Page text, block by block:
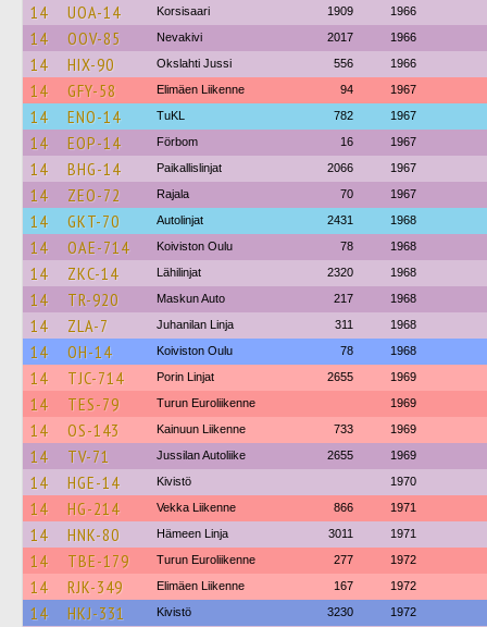
14 UOA-14 Korsisaari 1909 1966
14 OOV-85 Nevakivi 2017 1966
14 HIX-90 Okslahti Jussi 556 1966
14 GFY-58 Elimäen Liikenne 94 1967
14 ENO-14 TuKL 782 1967
14 EOP-14 Förbom 16 1967
14 BHG-14 Paikallislinjat 2066 1967
14 ZEO-72 Rajala 70 1967
14 GKT-70 Autolinjat 2431 1968
14 OAE-714 Koiviston Oulu 78 1968
14 ZKC-14 Lähilinjat 2320 1968
14 TR-920 Maskun Auto 217 1968
14 ZLA-7 Juhanilan Linja 311 1968
14 OH-14 Koiviston Oulu 78 1968
14 TJC-714 Porin Linjat 2655 1969
14 TES-79 Turun Euroliikenne 1969
14 OS-143 Kainuun Liikenne 733 1969
14 TV-71 Jussilan Autoliike 2655 1969
14 HGE-14 Kivistö 1970
14 HG-214 Vekka Liikenne 866 1971
14 HNK-80 Hämeen Linja 3011 1971
14 TBE-179 Turun Euroliikenne 277 1972
14 RJK-349 Elimäen Liikenne 167 1972
14 HKJ-331 Kivistö 3230 1972